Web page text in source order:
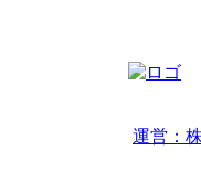
運営：